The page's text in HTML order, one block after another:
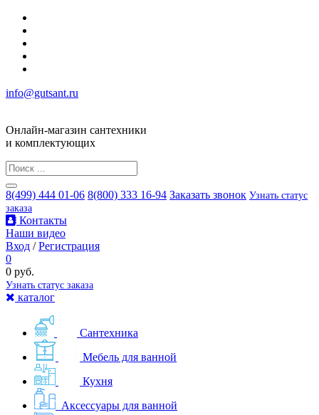
info@gutsant.ru
Онлайн-магазин сантехники
и комплектующих
8(499) 444 01-06 8(800) 333 16-94 Заказать звонок Узнать статус
заказа
Контакты
Наши видео
Вход /Регистрация
0
0 руб.
Узнать статус заказа
каталог
Сантехника
Мебель для ванной
Кухня
Аксессуары для ванной